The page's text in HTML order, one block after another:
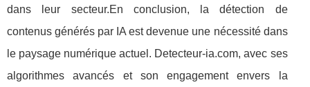
dans leur secteur.En conclusion, la détection de
contenus générés par IA est devenue une nécessité dans
le paysage numérique actuel. Detecteur-ia.com, avec ses
algorithmes avancés et son engagement envers la